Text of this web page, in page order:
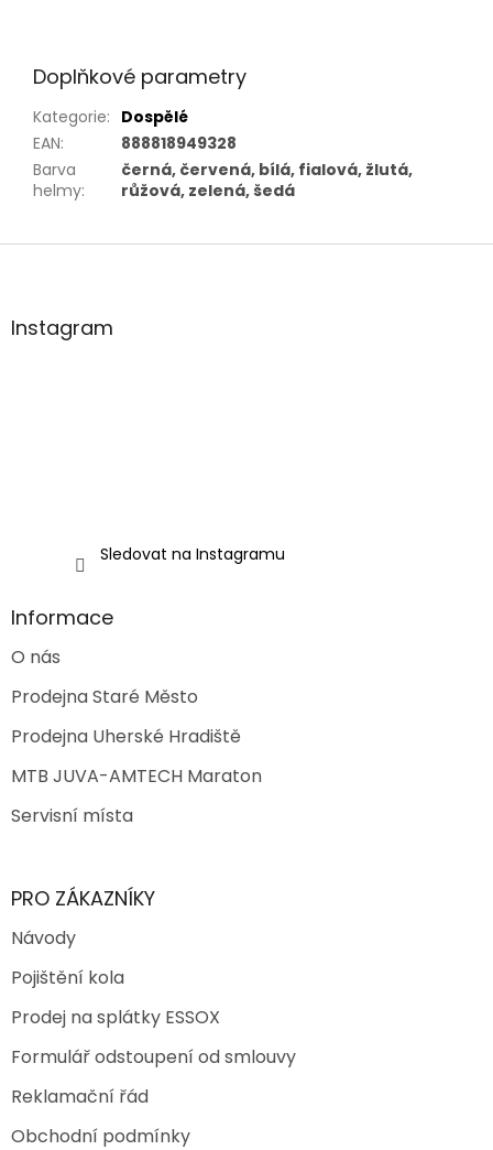
Doplňkové parametry
Kategorie: Dospělé
EAN:
888818949328
Barva
helmy:
černá, červená, bílá, fialová, žlutá,
růžová, zelená, šedá
Z
aInstagram
Sledovat na Instagramu
Informace
O nás
Prodejna Staré Město
Prodejna Uherské Hradiště
MTB JUVA-AMTECH Maraton
Servisní místa
PRO ZÁKAZNÍKY
Návody
Pojištění kola
Prodej na splátky ESSOX
Formulář odstoupení od smlouvy
Reklamační řád
Obchodní podmínky